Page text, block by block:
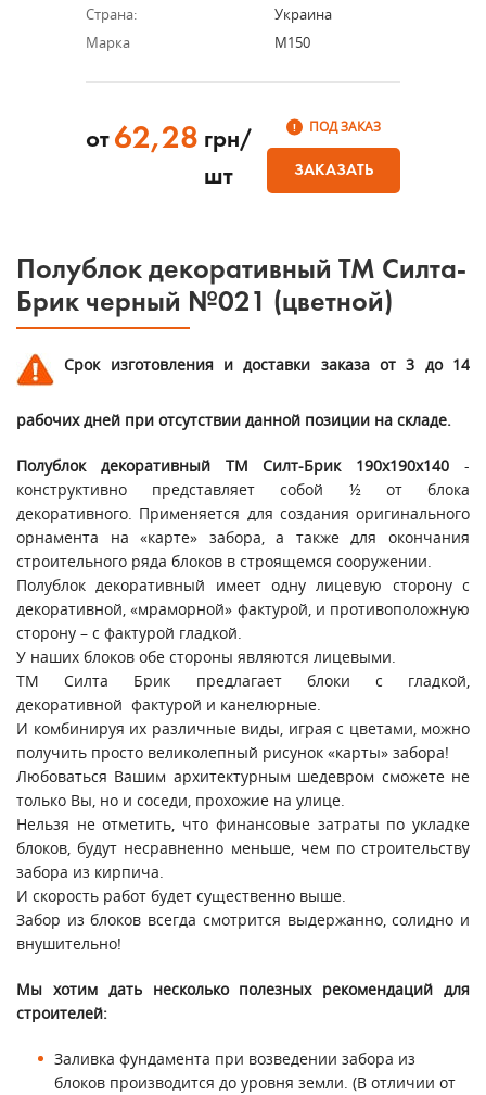
Страна:
Украина
Марка
М150
от 62,28 грн/
шт
ПОД ЗАКАЗ
ЗАКАЗАТЬ
Полублок декоративный ТМ Силта-
Брик черный №021 (цветной)
Срок изготовления и доставки заказа от 3 до 14
рабочих дней при отсутствии данной позиции на складе.
Полублок декоративный ТМ Силт-Брик 190х190х140 -
конструктивно представляет собой ½ от блока
декоративного. Применяется для создания оригинального
орнамента на «карте» забора, а также для окончания
строительного ряда блоков в строящемся сооружении.
Полублок декоративный имеет одну лицевую сторону с
декоративной, «мраморной» фактурой, и противоположную
сторону – с фактурой гладкой.
У наших блоков обе стороны являются лицевыми.
ТМ Силта Брик предлагает блоки с гладкой,
декоративной фактурой и канелюрные.
И комбинируя их различные виды, играя с цветами, можно
получить просто великолепный рисунок «карты» забора!
Любоваться Вашим архитектурным шедевром сможете не
только Вы, но и соседи, прохожие на улице.
Нельзя не отметить, что финансовые затраты по укладке
блоков, будут несравненно меньше, чем по строительству
забора из кирпича.
И скорость работ будет существенно выше.
Забор из блоков всегда смотрится выдержанно, солидно и
внушительно!
Мы хотим дать несколько полезных рекомендаций для
строителей:
Заливка фундамента при возведении забора из
блоков производится до уровня земли. (В отличии от